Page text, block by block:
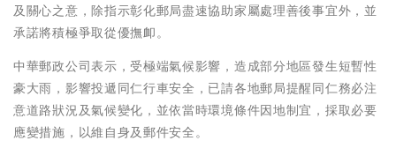
及關心之意，除指示彰化郵局盡速協助家屬處理善後事宜外，並
承諾將積極爭取從優撫卹。
中華郵政公司表示，受極端氣候影響，造成部分地區發生短暫性
豪大雨，影響投遞同仁行車安全，已請各地郵局提醒同仁務必注
意道路狀況及氣候變化，並依當時環境條件因地制宜，採取必要
應變措施，以維自身及郵件安全。